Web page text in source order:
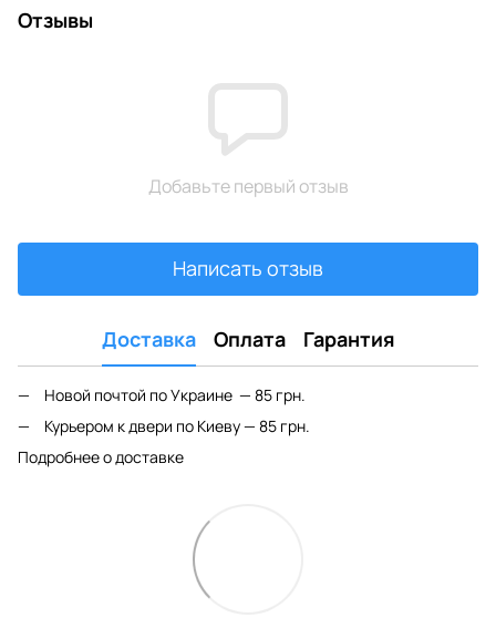
Отзывы
Добавьте первый отзыв
Написать отзыв
Доставка Оплата Гарантия
Новой почтой по Украине — 85 грн.
Курьером к двери по Киеву — 85 грн.
Подробнее о доставке